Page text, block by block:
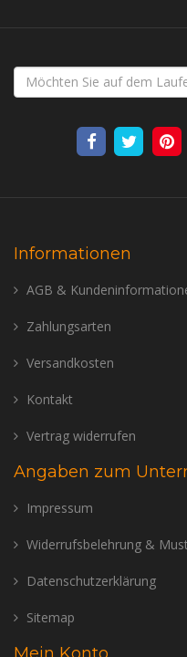
Informationen
AGB &
Zahlungsarten
Versandkosten
Kontakt
Vertrag widerrufen
Angaben zum
Impressum
Widerrufsbelehrung &
Datenschutzerklärung
Sitemap